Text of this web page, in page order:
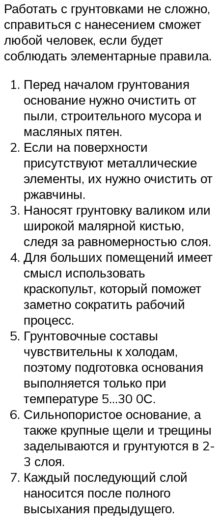
Работать с грунтовками не сложно,
справиться с нанесением сможет
любой человек, если будет
соблюдать элементарные правила.
Перед началом грунтования
основание нужно очистить от
пыли, строительного мусора и
масляных пятен.
Если на поверхности
присутствуют металлические
элементы, их нужно очистить от
ржавчины.
Наносят грунтовку валиком или
широкой малярной кистью,
следя за равномерностью слоя.
Для больших помещений имеет
смысл использовать
краскопульт, который поможет
заметно сократить рабочий
процесс.
Грунтовочные составы
чувствительны к холодам,
поэтому подготовка основания
выполняется только при
температуре 5…30 0С.
Сильнопористое основание, а
также крупные щели и трещины
заделываются и грунтуются в 2-
3 слоя.
Каждый последующий слой
наносится после полного
высыхания предыдущего.